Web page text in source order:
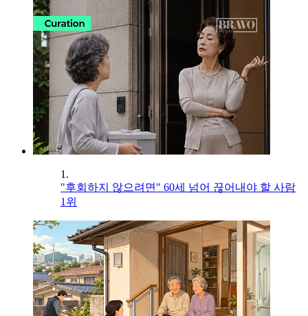
1.
"후회하지 않으려면" 60세 넘어 끊어내야 할 사람
1위